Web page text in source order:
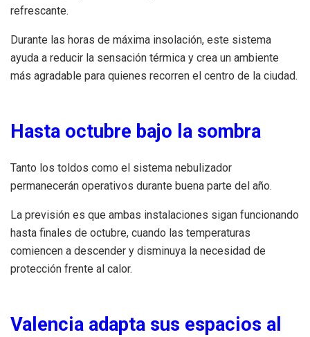
refrescante.
Durante las horas de máxima insolación, este sistema
ayuda a reducir la sensación térmica y crea un ambiente
más agradable para quienes recorren el centro de la ciudad.
Hasta octubre bajo la sombra
Tanto los toldos como el sistema nebulizador
permanecerán operativos durante buena parte del año.
La previsión es que ambas instalaciones sigan funcionando
hasta finales de octubre, cuando las temperaturas
comiencen a descender y disminuya la necesidad de
protección frente al calor.
Valencia adapta sus espacios al